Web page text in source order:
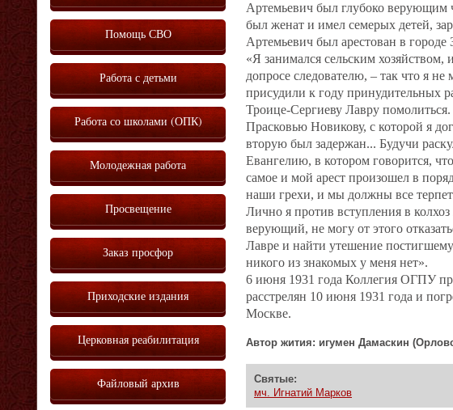
Артемьевич был глубоко верующим
был женат и имел семерых детей,
Артемьевич был арестован в городе
«Я занимался сельским
допросе следователю, – так что я
присудили к году принудительных
Троице-Сергиеву Лавру
Прасковью Новикову, с которой я
вторую был задержан... Будучи
Евангелию, в котором говорится,
самое и мой арест произошел в
наши грехи, и мы должны все
Лично я против вступления в колхоз
верующий, не могу от этого
Лавре и найти утешение
никого из знакомых у меня нет».
6 июня 1931 года Коллегия ОГПУ
расстрелян 10 июня 1931 года и
Москве.
Автор жития: игумен Дамаскин
Святые:
мч. Игнатий Марков
Помощь СВО
Работа с детьми
Работа со школами (ОПК)
Молодежная работа
Просвещение
Заказ просфор
Приходские издания
Церковная реабилитация
Файловый архив